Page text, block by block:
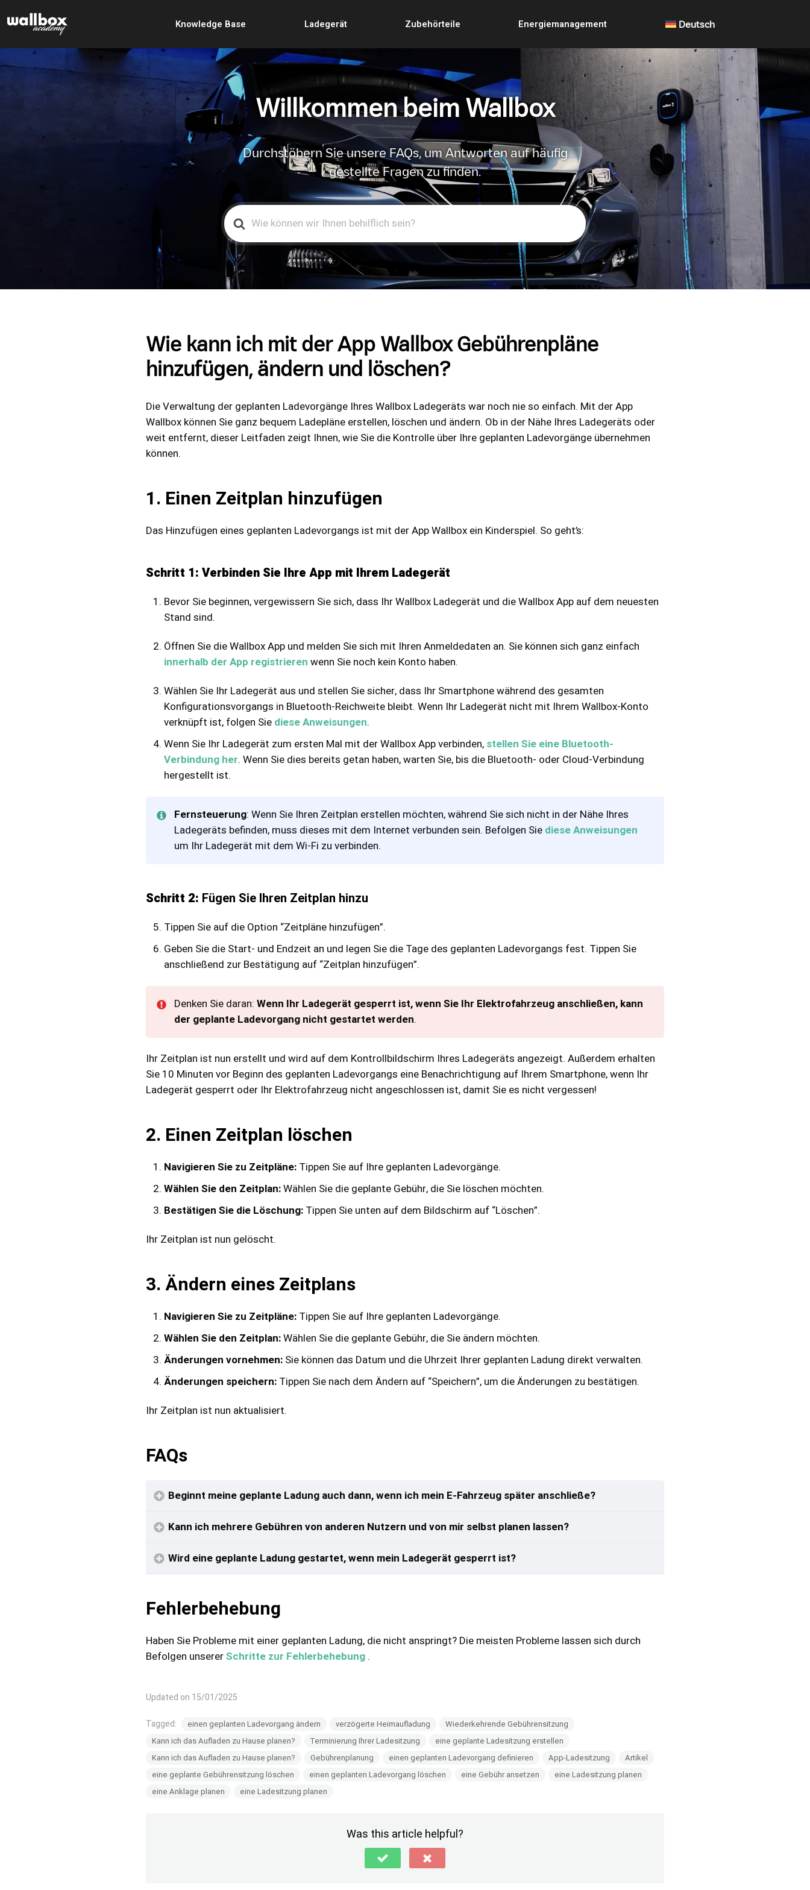
Knowledge Base Ladegerät Zubehörteile Energiemanagement Deutsch
Willkommen beim Wallbox
Durchstöbern Sie unsere FAQs, um Antworten auf häufig
gestellte Fragen zu finden.
Search
For
Wie kann ich mit der App Wallbox Gebührenpläne
hinzufügen, ändern und löschen?
Die Verwaltung der geplanten Ladevorgänge Ihres Wallbox Ladegeräts war noch nie so einfach. Mit der App
Wallbox können Sie ganz bequem Ladepläne erstellen, löschen und ändern. Ob in der Nähe Ihres Ladegeräts oder
weit entfernt, dieser Leitfaden zeigt Ihnen, wie Sie die Kontrolle über Ihre geplanten Ladevorgänge übernehmen
können.
1. Einen Zeitplan hinzufügen
Das Hinzufügen eines geplanten Ladevorgangs ist mit der App Wallbox ein Kinderspiel. So geht’s:
Schritt 1: Verbinden Sie Ihre App mit Ihrem Ladegerät
Bevor Sie beginnen, vergewissern Sie sich, dass Ihr Wallbox Ladegerät und die Wallbox App auf dem neuesten
Stand sind.
Öffnen Sie die Wallbox App und melden Sie sich mit Ihren Anmeldedaten an. Sie können sich ganz einfach
innerhalb der App registrieren wenn Sie noch kein Konto haben.
Wählen Sie Ihr Ladegerät aus und stellen Sie sicher, dass Ihr Smartphone während des gesamten
Konfigurationsvorgangs in Bluetooth-Reichweite bleibt. Wenn Ihr Ladegerät nicht mit Ihrem Wallbox-Konto
verknüpft ist, folgen Sie diese Anweisungen.
Wenn Sie Ihr Ladegerät zum ersten Mal mit der Wallbox App verbinden, stellen Sie eine Bluetooth-
Verbindung her. Wenn Sie dies bereits getan haben, warten Sie, bis die Bluetooth- oder Cloud-Verbindung
hergestellt ist.
Fernsteuerung: Wenn Sie Ihren Zeitplan erstellen möchten, während Sie sich nicht in der Nähe Ihres
Ladegeräts befinden, muss dieses mit dem Internet verbunden sein. Befolgen Sie diese Anweisungen
um Ihr Ladegerät mit dem Wi-Fi zu verbinden.
Schritt 2: Fügen Sie Ihren Zeitplan hinzu
Tippen Sie auf die Option “Zeitpläne hinzufügen”.
Geben Sie die Start- und Endzeit an und legen Sie die Tage des geplanten Ladevorgangs fest. Tippen Sie
anschließend zur Bestätigung auf “Zeitplan hinzufügen”.
Denken Sie daran: Wenn Ihr Ladegerät gesperrt ist, wenn Sie Ihr Elektrofahrzeug anschließen, kann
der geplante Ladevorgang nicht gestartet werden.
Ihr Zeitplan ist nun erstellt und wird auf dem Kontrollbildschirm Ihres Ladegeräts angezeigt. Außerdem erhalten
Sie 10 Minuten vor Beginn des geplanten Ladevorgangs eine Benachrichtigung auf Ihrem Smartphone, wenn Ihr
Ladegerät gesperrt oder Ihr Elektrofahrzeug nicht angeschlossen ist, damit Sie es nicht vergessen!
2. Einen Zeitplan löschen
Navigieren Sie zu Zeitpläne: Tippen Sie auf Ihre geplanten Ladevorgänge.
Wählen Sie den Zeitplan:Wählen Sie die geplante Gebühr, die Sie löschen möchten.
Bestätigen Sie die Löschung: Tippen Sie unten auf dem Bildschirm auf “Löschen”.
Ihr Zeitplan ist nun gelöscht.
3. Ändern eines Zeitplans
Navigieren Sie zu Zeitpläne: Tippen Sie auf Ihre geplanten Ladevorgänge.
Wählen Sie den Zeitplan:Wählen Sie die geplante Gebühr, die Sie ändern möchten.
Änderungen vornehmen: Sie können das Datum und die Uhrzeit Ihrer geplanten Ladung direkt verwalten.
Änderungen speichern: Tippen Sie nach dem Ändern auf “Speichern”, um die Änderungen zu bestätigen.
Ihr Zeitplan ist nun aktualisiert.
FAQs
Beginnt meine geplante Ladung auch dann, wenn ich mein E-Fahrzeug später anschließe?
Kann ich mehrere Gebühren von anderen Nutzern und von mir selbst planen lassen?
Wird eine geplante Ladung gestartet, wenn mein Ladegerät gesperrt ist?
Fehlerbehebung
Haben Sie Probleme mit einer geplanten Ladung, die nicht anspringt? Die meisten Probleme lassen sich durch
Befolgen unsererSchritte zur Fehlerbehebung .
Updated on 15/01/2025
Tagged: einen geplanten Ladevorgang ändern verzögerte Heimaufladung
Wiederkehrende Gebührensitzung
Kann ich das Aufladen zu Hause planen?
Terminierung Ihrer Ladesitzung
eine geplante Ladesitzung erstellen
Kann ich das Aufladen zu Hause planen?
Gebührenplanung einen geplanten Ladevorgang definieren App-Ladesitzung
Artikel
eine geplante Gebührensitzung löschen
einen geplanten Ladevorgang löschen eine Gebühr ansetzen
eine Ladesitzung planen
eine Anklage planen
eine Ladesitzung planen
Was this article helpful?